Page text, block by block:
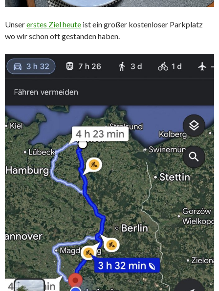
Unsererstes Ziel heute ist ein großer kostenloser Parkplatz
wo wir schon oft gestanden haben.